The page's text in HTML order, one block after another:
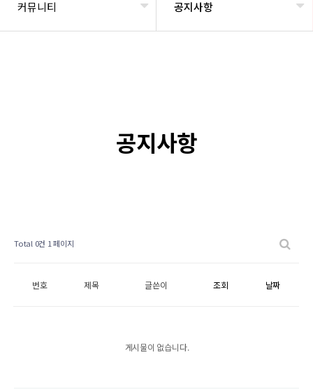
커뮤니티 공지사항
공지사항
Total 0건 1 페이지
번호 제목 글쓴이 조회 날짜
게시물이 없습니다.